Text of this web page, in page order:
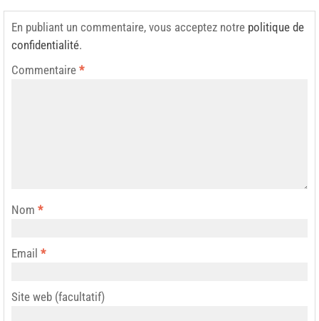
En publiant un commentaire, vous acceptez notre politique de
confidentialité.
Commentaire *
Nom *
Email *
Site web (facultatif)